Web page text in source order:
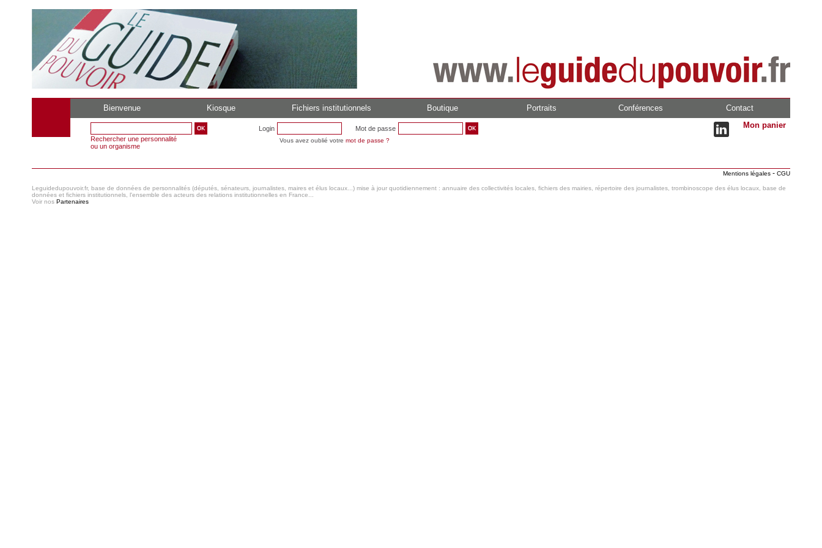
Bienvenue Kiosque Fichiers institutionnels Boutique Portraits Conférences Contact
Rechercher une personnalité
ou un organisme
Login Mot de passe
Vous avez oublié votre mot de passe ?
Mon panier
Mentions légales - CGU
Leguidedupouvoir.fr, base de données de personnalités (députés, sénateurs, journalistes, maires et élus locaux...) mise à jour quotidiennement : annuaire des collectivités locales, fichiers des mairies, répertoire des journalistes, trombinoscope des élus locaux, base de
données et fichiers institutionnels, l'ensemble des acteurs des relations institutionnelles en France...
Voir nos Partenaires